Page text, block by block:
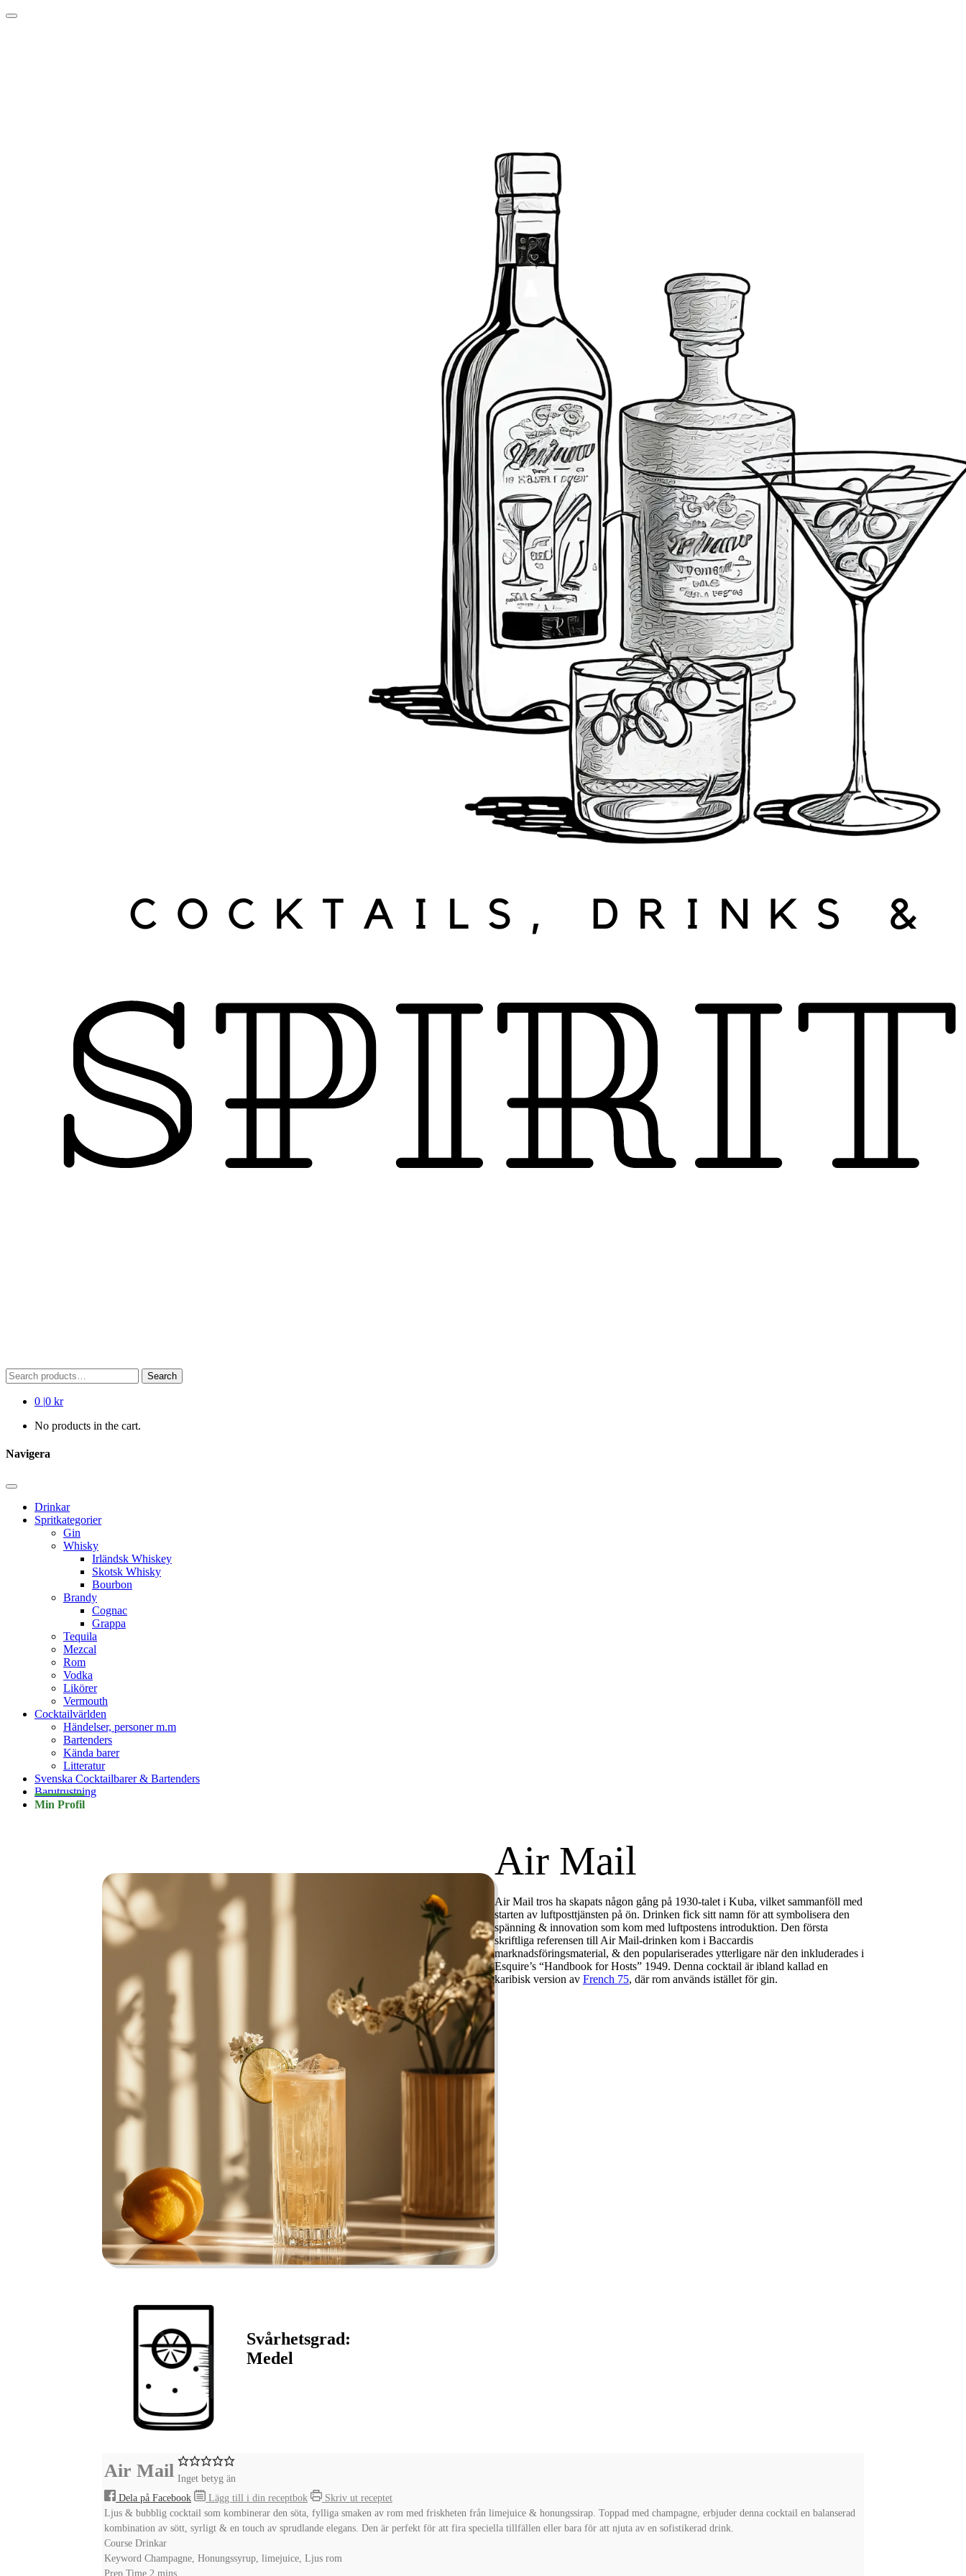
Skip
Search
for:
Search
0 |0 kr
No products in the cart.
Navigera
Drinkar
Spritkategorier
Gin
Whisky
Irländsk Whiskey
Skotsk Whisky
Bourbon
Brandy
Cognac
Grappa
Tequila
Mezcal
Rom
Vodka
Likörer
Vermouth
Cocktailvärlden
Händelser, personer m.m
Bartenders
Kända barer
Litteratur
Svenska Cocktailbarer & Bartenders
Barutrustning
Min Profil
Air Mail
Air Mail tros ha skapats någon gång på 1930-talet i Kuba, vilket sammanföll med
starten av luftposttjänsten på ön. Drinken fick sitt namn för att symbolisera den
spänning & innovation som kom med luftpostens introduktion. Den första
skriftliga referensen till Air Mail-drinken kom i Baccardis
marknadsföringsmaterial, & den populariserades ytterligare när den inkluderades i
Esquire’s “Handbook for Hosts” 1949. Denna cocktail är ibland kallad en
karibisk version av French 75, där rom används istället för gin.
Svårhetsgrad:
Medel
Air Mail Inget betyg än
Dela på Facebook
Lägg till i din receptbok
Skriv ut receptet
Ljus & bubblig cocktail som kombinerar den söta, fylliga smaken av rom med friskheten från limejuice & honungssirap. Toppad med champagne, erbjuder denna cocktail en balanserad
kombination av sött, syrligt & en touch av sprudlande elegans. Den är perfekt för att fira speciella tillfällen eller bara för att njuta av en sofistikerad drink.
Course Drinkar
Keyword Champagne, Honungssyrup, limejuice, Ljus rom
Prep Time 2 minutes
mins